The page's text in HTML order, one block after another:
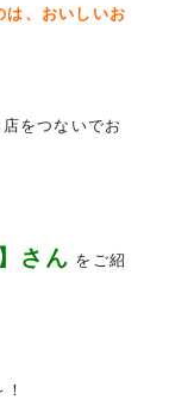
は、おいしいお
をつないでお
】 さん をご紹